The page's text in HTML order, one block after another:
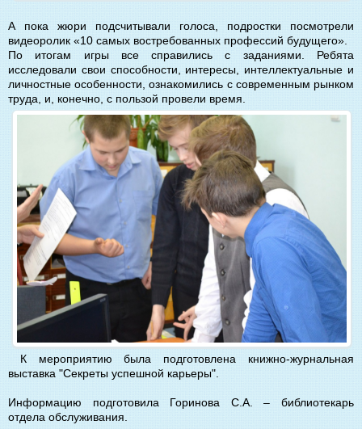
А пока жюри подсчитывали голоса, подростки посмотрели
видеоролик «10 самых востребованных профессий будущего».
По итогам игры все справились с заданиями. Ребята
исследовали свои способности, интересы, интеллектуальные и
личностные особенности, ознакомились с современным рынком
труда, и, конечно, с пользой провели время.
К мероприятию была подготовлена книжно-журнальная
выставка "Секреты успешной карьеры".
Информацию подготовила Горинова С.А. – библиотекарь
отдела обслуживания.